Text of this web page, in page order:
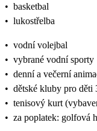
• basketbal
• lukostřelba
• vodní volejbal
• vybrané vodní sporty
• denní a večerní
• dětské kluby pro děti
• tenisový kurt
• za poplatek: golfová